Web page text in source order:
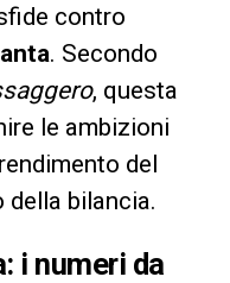
contro
. Secondo
, questa
le ambizioni
del
della bilancia.
i numeri da